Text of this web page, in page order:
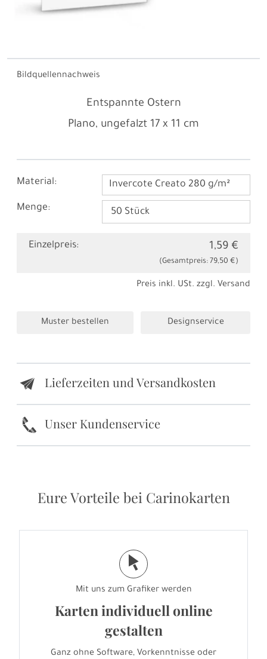
Bildquellennachweis
Entspannte Ostern
Plano, ungefalzt 17 x 11 cm
Material: Invercote Creato 280 g/m²
Menge:
Einzelpreis: 1,59 €
(Gesamtpreis: 79,50 €)
Preis inkl. USt. zzgl. Versand
Muster bestellen Designservice
e Lieferzeiten und Versandkosten
k Unser Kundenservice
Eure Vorteile bei Carinokarten
j
Mit uns zum Grafiker werden
Karten individuell online
gestalten
Ganz ohne Software, Vorkenntnisse oder